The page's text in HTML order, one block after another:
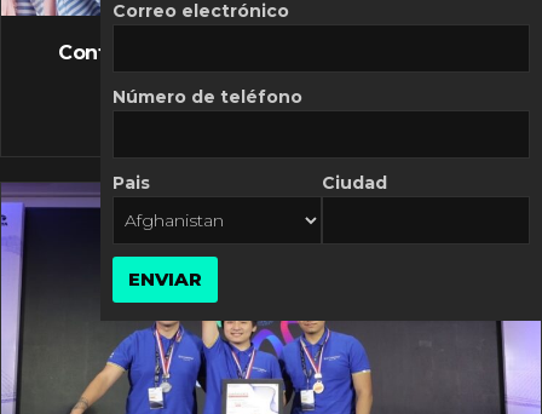
FLASH NEWS
Controversia de Mercado Libre por costos
10 MARZO, 2026
Correo electrónico
Número de teléfono
Pais Ciudad
ENVIAR